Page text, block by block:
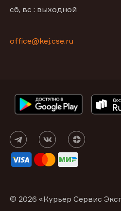
сб, вс : выходной
office@kej.cse.ru
© 2026 «Курьер Сервис